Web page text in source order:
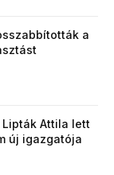
a
Attila lett
új igazgatója